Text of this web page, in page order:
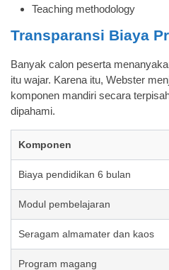
Teaching methodology
Transparansi Biaya
Banyak calon peserta
itu wajar. Karena itu, Webster
komponen mandiri secara
dipahami.
Komponen
Biaya pendidikan 6 bulan
Modul pembelajaran
Seragam almamater dan kaos
Program magang